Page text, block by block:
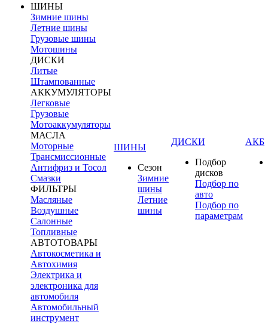
ШИНЫ
Зимние шины
Летние шины
Грузовые шины
Мотошины
ДИСКИ
Литые
Штампованные
АККУМУЛЯТОРЫ
Легковые
Грузовые
Мотоаккумуляторы
МАСЛА
Моторные
Трансмиссионные
Антифриз и Тосол
Смазки
ФИЛЬТРЫ
Масляные
Воздушные
Салонные
Топливные
АВТОТОВАРЫ
Автокосметика и
Автохимия
Электрика и
электроника для
автомобиля
Автомобильный
инструмент
ШИНЫ
Сезон
Зимние
шины
Летние
шины
ДИСКИ
Подбор
дисков
Подбор по
авто
Подбор по
параметрам
АКБ